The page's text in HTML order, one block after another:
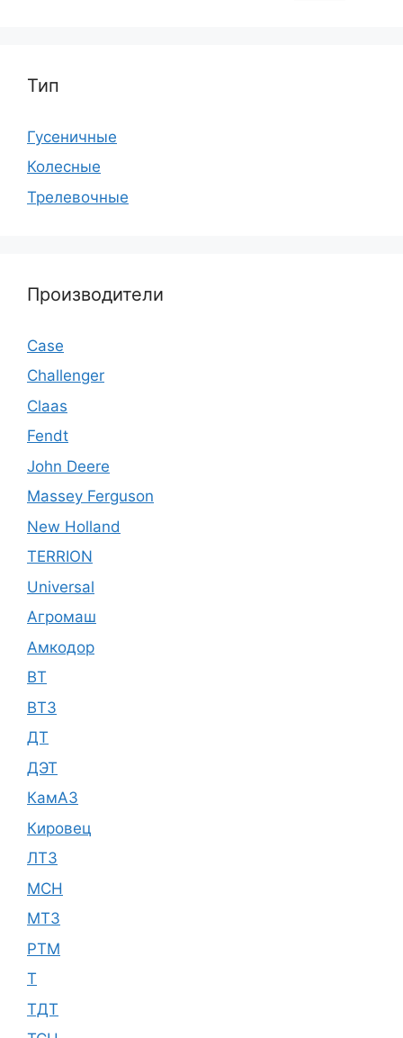
Тип
Гусеничные
Колесные
Трелевочные
Производители
Case
Challenger
Claas
Fendt
John Deere
Massey Ferguson
New Holland
TERRION
Universal
Агромаш
Амкодор
ВТ
ВТЗ
ДТ
ДЭТ
КамАЗ
Кировец
ЛТЗ
МСН
МТЗ
РТМ
Т
ТДТ